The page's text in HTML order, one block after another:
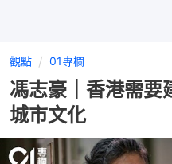
觀點 01專欄
馮志豪｜香港需要
城市文化